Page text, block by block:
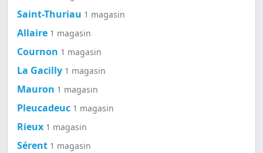
Saint-Thuriau 1 magasin
Allaire 1 magasin
Cournon 1 magasin
La Gacilly 1 magasin
Mauron 1 magasin
Pleucadeuc 1 magasin
Rieux 1 magasin
Sérent 1 magasin